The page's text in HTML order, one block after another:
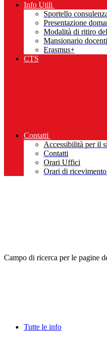
Info Utili
Sportello
Presentazione
Modalità di ritiro
Mansionario docenti
Erasmus+
CTS
Contatti
Accessibilità per il
Contatti
Orari Uffici
Orari di
Campo di ricerca per le pagine
Tutte le info